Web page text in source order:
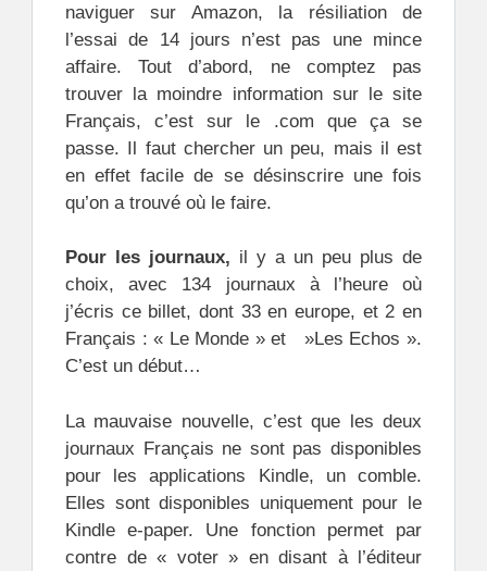
naviguer sur Amazon, la résiliation de
l’essai de 14 jours n’est pas une mince
affaire. Tout d’abord, ne comptez pas
trouver la moindre information sur le site
Français, c’est sur le .com que ça se
passe. Il faut chercher un peu, mais il est
en effet facile de se désinscrire une fois
qu’on a trouvé où le faire.
Pour les journaux, il y a un peu plus de
choix, avec 134 journaux à l’heure où
j’écris ce billet, dont 33 en europe, et 2 en
Français : « Le Monde » et »Les Echos ».
C’est un début…
La mauvaise nouvelle, c’est que les deux
journaux Français ne sont pas disponibles
pour les applications Kindle, un comble.
Elles sont disponibles uniquement pour le
Kindle e-paper. Une fonction permet par
contre de « voter » en disant à l’éditeur